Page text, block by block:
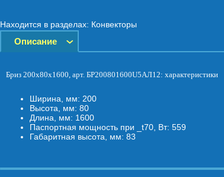
Находится в разделах: Конвекторы
Описание
Бриз 200х80х1600, арт. БР200801600U5АЛ12: характеристики
Ширина, мм: 200
Высота, мм: 80
Длина, мм: 1600
Паспортная мощность при _t70, Вт: 559
Габаритная высота, мм: 83